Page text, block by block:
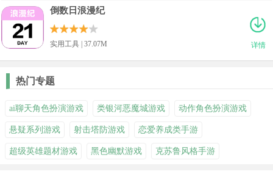
详情
倒数日浪漫纪
实用工具 | 37.07M
热门专题
ai聊天角色扮演游戏 类银河恶魔城游戏 动作角色扮演游戏
悬疑系列游戏 射击塔防游戏 恋爱养成类手游
超级英雄题材游戏 黑色幽默游戏 克苏鲁风格手游